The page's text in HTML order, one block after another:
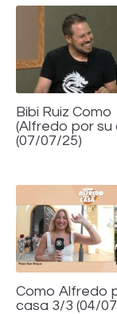
Bibi Ruiz Como
(Alfredo por su
(07/07/25)
Como Alfredo
casa 3/3 (04/